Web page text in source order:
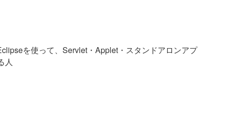
を使って、Servlet・Applet・スタンドアロンアプ
人